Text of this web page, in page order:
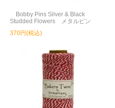
Bobby Pins Silver & Black
Studded Flowers メタルピン
370円(税込)